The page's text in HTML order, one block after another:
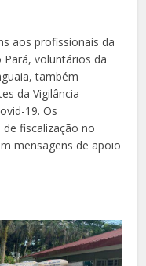
aos profissionais da
Pará, voluntários da
também
da Vigilância
19. Os
fiscalização no
mensagens de apoio